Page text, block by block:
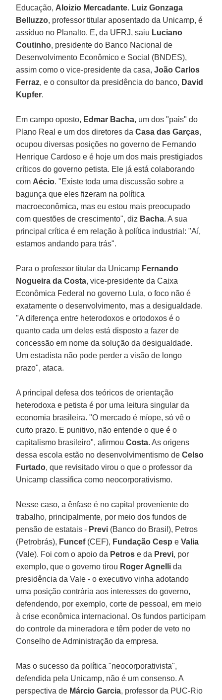
Educação, Aloizio Mercadante. Luiz Gonzaga
Belluzzo, professor titular aposentado da Unicamp, é
assíduo no Planalto. E, da UFRJ, saiu Luciano
Coutinho, presidente do Banco Nacional de
Desenvolvimento Econômico e Social (BNDES),
assim como o vice-presidente da casa,João Carlos
Ferraz, e o consultor da presidência do banco, David
Kupfer.
Em campo oposto, Edmar Bacha, um dos "pais" do
Plano Real e um dos diretores daCasa das Garças,
ocupou diversas posições no governo de Fernando
Henrique Cardoso e é hoje um dos mais prestigiados
críticos do governo petista. Ele já está colaborando
com Aécio. "Existe toda uma discussão sobre a
bagunça que eles fizeram na política
macroeconômica, mas eu estou mais preocupado
com questões de crescimento", diz Bacha. A sua
principal crítica é em relação à política industrial: "Aí,
estamos andando para trás".
Para o professor titular da Unicamp Fernando
Nogueira da Costa, vice-presidente da Caixa
Econômica Federal no governo Lula, o foco não é
exatamente o desenvolvimento, mas a desigualdade.
"A diferença entre heterodoxos e ortodoxos é o
quanto cada um deles está disposto a fazer de
concessão em nome da solução da desigualdade.
Um estadista não pode perder a visão de longo
prazo", ataca.
A principal defesa dos teóricos de orientação
heterodoxa e petista é por uma leitura singular da
economia brasileira. "O mercado é míope, só vê o
curto prazo. E punitivo, não entende o que é o
capitalismo brasileiro", afirmouCosta. As origens
dessa escola estão no desenvolvimentismo deCelso
Furtado, que revisitado virou o que o professor da
Unicamp classifica como neocorporativismo.
Nesse caso, a ênfase é no capital proveniente do
trabalho, principalmente, por meio dos fundos de
pensão de estatais - Previ (Banco do Brasil), Petros
(Petrobrás), Funcef (CEF), Fundação Cesp eValia
(Vale). Foi com o apoio da Petrose da Previ, por
exemplo, que o governo tirou Roger Agnelli da
presidência da Vale - o executivo vinha adotando
uma posição contrária aos interesses do governo,
defendendo, por exemplo, corte de pessoal, em meio
à crise econômica internacional. Os fundos participam
do controle da mineradora e têm poder de veto no
Conselho de Administração da empresa.
Mas o sucesso da política "neocorporativista",
defendida pela Unicamp, não é um consenso. A
perspectiva de Márcio Garcia, professor da PUC-Rio